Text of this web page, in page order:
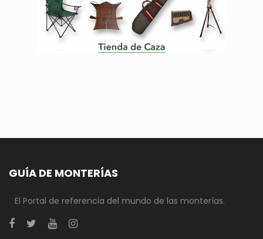
GUÍA DE MONTERÍAS
El Portal de referencia del mundo de las monterías.